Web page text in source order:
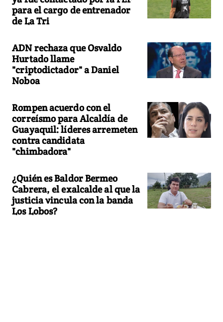
para el cargo de entrenador
de La Tri
ADN rechaza que Osvaldo
Hurtado llame
"criptodictador" a Daniel
Noboa
Rompen acuerdo con el
correísmo para Alcaldía de
Guayaquil: líderes arremeten
contra candidata
"chimbadora"
¿Quién es Baldor Bermeo
Cabrera, el exalcalde al que la
justicia vincula con la banda
Los Lobos?